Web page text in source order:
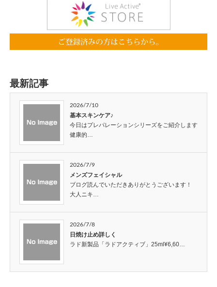
最新記事
2026/7/10
基本スキンケア♪
今日はプレパレーションシリーズをご紹介します
健康的…
2026/7/9
メンズフェイシャル
ブログ読んでいただきありがとうございます！
大人ニキ…
2026/7/8
日焼け止め詳しく
ラド新製品「ラドアクティブ」25ml¥6,60…